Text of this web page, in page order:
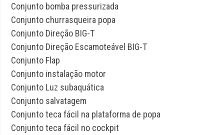
Conjunto bomba pressurizada
Conjunto churrasqueira popa
Conjunto Direção BIG-T
Conjunto Direção Escamoteável BIG-T
Conjunto Flap
Conjunto instalação motor
Conjunto Luz subaquática
Conjunto salvatagem
Conjunto teca fácil na plataforma de popa
Conjunto teca fácil no cockpit